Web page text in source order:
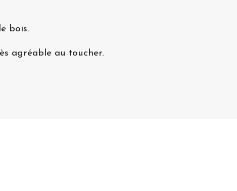
bois.
agréable au toucher.